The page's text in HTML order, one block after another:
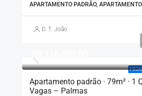
APARTAMENTO PADRÃO,
D. T. João
Apartamento padrão · 79m² · 1
Vagas – Palmas